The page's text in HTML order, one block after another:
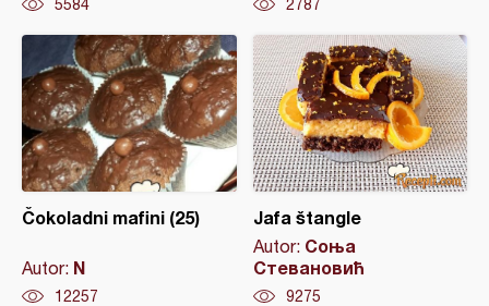
5584 2787
Čokoladni mafini (25)
Autor: N
12257
Jafa štangle
Autor: Соња
Стевановић
9275